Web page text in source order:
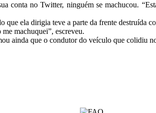
conta no Twitter, ninguém se machucou.
que ela dirigia teve a parte da frente destruída
machuquei”, escreveu.
ainda que o condutor do veículo que colidiu